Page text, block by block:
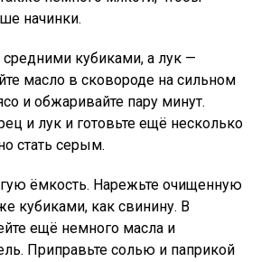
начинки.
кубиками, а лук —
масло в сковороде на сильном
и обжаривайте пару минут.
и лук и готовьте ещё несколько
стать серым.
ёмкость. Нарежьте очищенную
кубиками, как свинину. В
ещё немного масла и
Приправьте солью и паприкой